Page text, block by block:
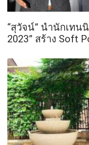
“สุวัจน์” นำนักเทน
2023” สร้าง Soft